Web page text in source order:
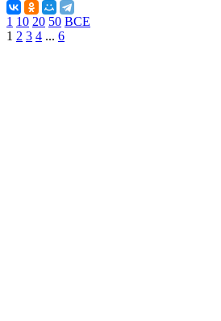
1 10 20 50 ВСЕ
1 2 3 4 ... 6